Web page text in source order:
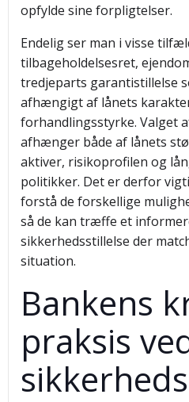
opfylde sine forpligtelser.
Endelig ser man i visse
tilbageholdelsesret,
tredjeparts garantistillelse
afhængigt af lånets
forhandlingsstyrke. Valget
afhænger både af lånets
aktiver, risikoprofilen og
politikker. Det er derfor
forstå de forskellige
så de kan træffe et
sikkerhedsstillelse der
situation.
Bankens
praksis